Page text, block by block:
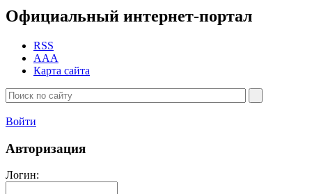
Официальный интернет-портал
RSS
AAA
Карта сайта
Войти
Авторизация
Логин: